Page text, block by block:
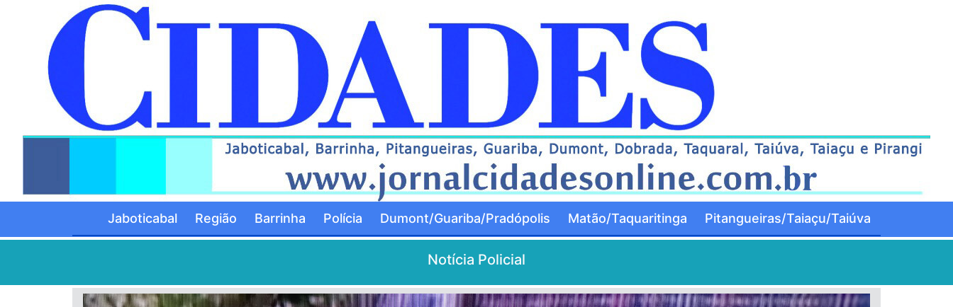
Jaboticabal Região Barrinha Polícia Dumont/Guariba/Pradópolis Matão/Taquaritinga Pitangueiras/Taiaçu/Taiúva
Notícia Policial